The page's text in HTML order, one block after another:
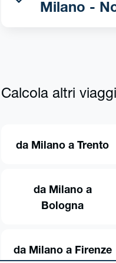
Milano -
Calcola altri
da Milano a Trento
da Milano a
Bologna
da Milano a Firenze